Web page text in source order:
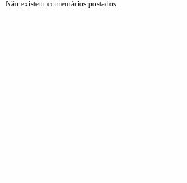
Não existem comentários postados.